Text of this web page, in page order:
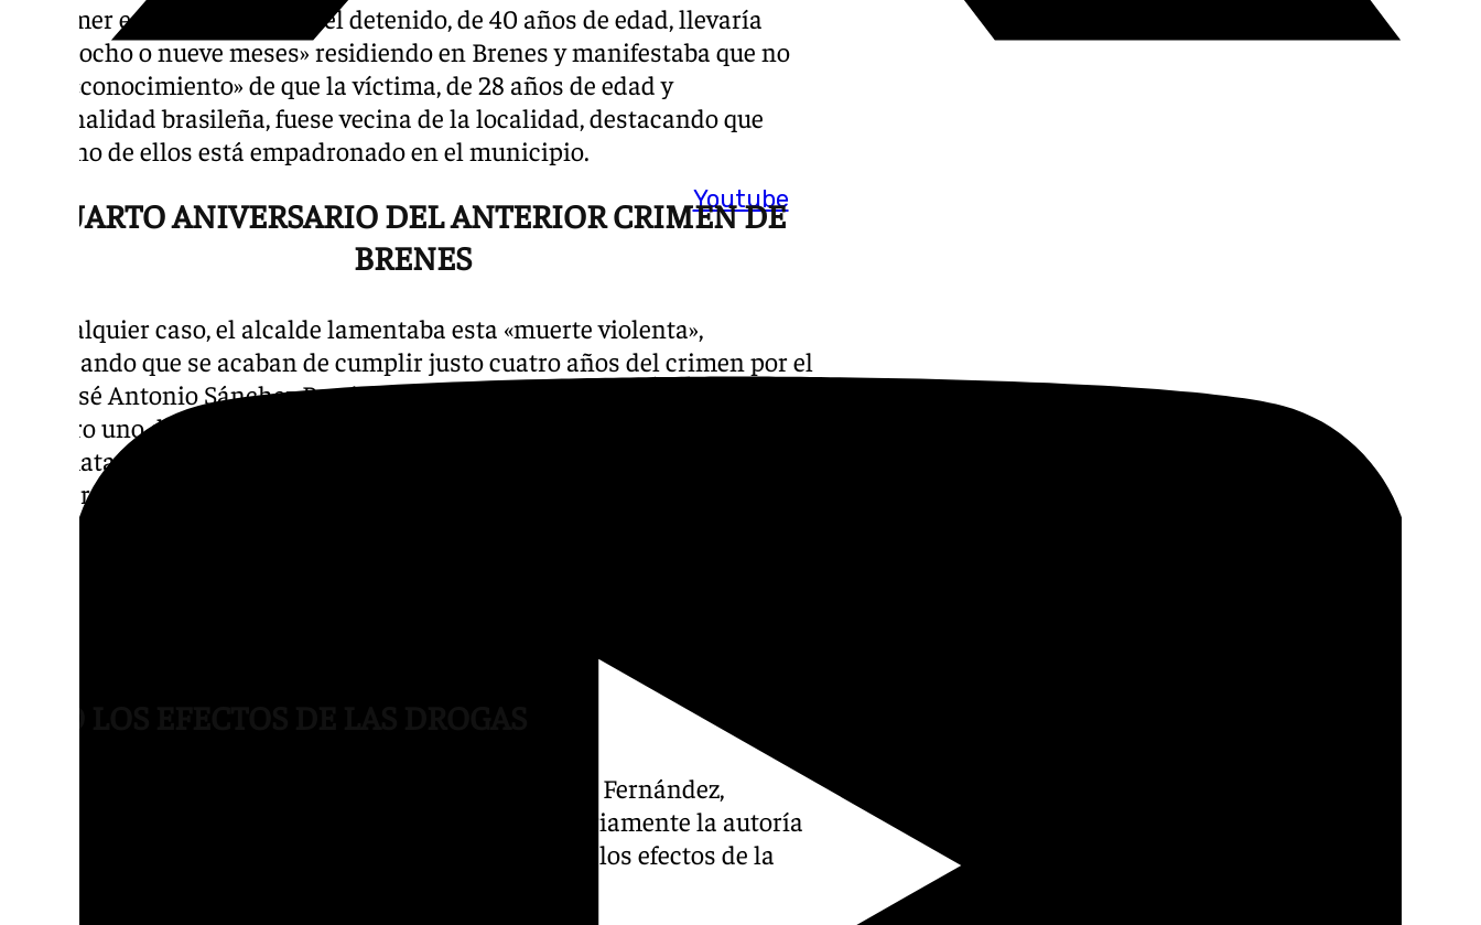
Youtube
El primer edil explicaba que el detenido, de 40 años de edad, llevaría
unos «ocho o nueve meses» residiendo en Brenes y manifestaba que no
tiene «conocimiento» de que la víctima, de 28 años de edad y
nacionalidad brasileña, fuese vecina de la localidad, destacando que
ninguno de ellos está empadronado en el municipio.
CUARTO ANIVERSARIO DEL ANTERIOR CRIMEN DE
BRENES
En cualquier caso, el alcalde lamentaba esta «muerte violenta»,
recordando que se acaban de cumplir justo cuatro años del crimen por el
que José Antonio Sánchez Barriga, quien como adolescente fuese testigo
número uno del caso Arny, fue condenado a 23 años y medio de cárcel
tras matar a un varón en esta localidad e intentar lo mismo con otras
dos personas, otro varón y la pareja del fallecido.
El delegado del Gobierno central en Andalucía, Pedro Fernández,
explicaba de su lado que el detenido confesó voluntariamente la autoría
del crimen ante los agentes y dijo haber actuado bajo los efectos de la